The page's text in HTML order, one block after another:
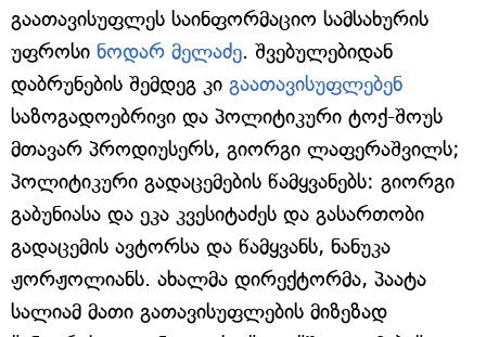
გაათავისუფლეს საინფორმაციო სამსახურის
უფროსი ნოდარ მელაძე. შვებულებიდან
დაბრუნების შემდეგ კი გაათავისუფლებენ
საზოგადოებრივი და პოლიტიკური ტოქ-შოუს
მთავარ პროდიუსერს, გიორგი ლაფერაშვილს;
პოლიტიკური გადაცემების წამყვანებს: გიორგი
გაბუნიასა და ეკა კვესიტაძეს და გასართობი
გადაცემის ავტორსა და წამყვანს, ნანუკა
ჟორჟოლიანს. ახალმა დირექტორმა, პაატა
სალიამ მათი გათავისუფლების მიზეზად